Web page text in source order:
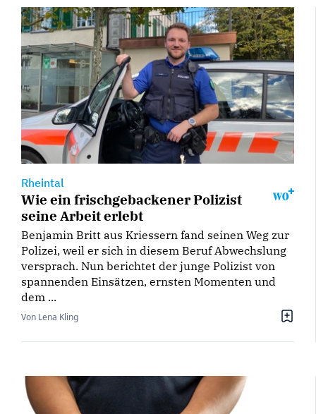
Rheintal
Wie ein frischgebackener Polizist
seine Arbeit erlebt
Benjamin Britt aus Kriessern fand seinen Weg zur
Polizei, weil er sich in diesem Beruf Abwechslung
versprach. Nun berichtet der junge Polizist von
spannenden Einsätzen, ernsten Momenten und
dem ...
Von Lena Kling